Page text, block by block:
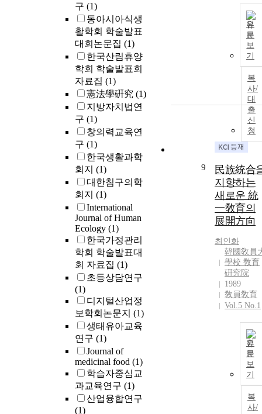
구 (1)
동아시아식생
활학회 학술발표
대회논문집 (1)
한국산림휴양
학회 학술발표회
자료집 (1)
憲法學硏究 (1)
지방자치법연
구 (1)
창의력교육연
구 (1)
한국생활과학
회지 (1)
대한침구의학
회지 (1)
International
Journal of Human
Ecology (1)
한국가정관리
학회 학술발표대
회 자료집 (1)
초등상담연구
(1)
디지털산업정
보학회논문지 (1)
생태유아교육
연구 (1)
Journal of
medicinal food (1)
학습자중심교
과교육연구 (1)
산업융합연구
(1)
원
문
보
기
복
사/
대
출
신
청
9
民族統合
지향하는
새로운 統
一敎育의
展開方向
최인화
韓國敎員
學校 敎育
硏究院
1989
敎員敎育
Vol.5 No.1
원
문
보
기
복
사/